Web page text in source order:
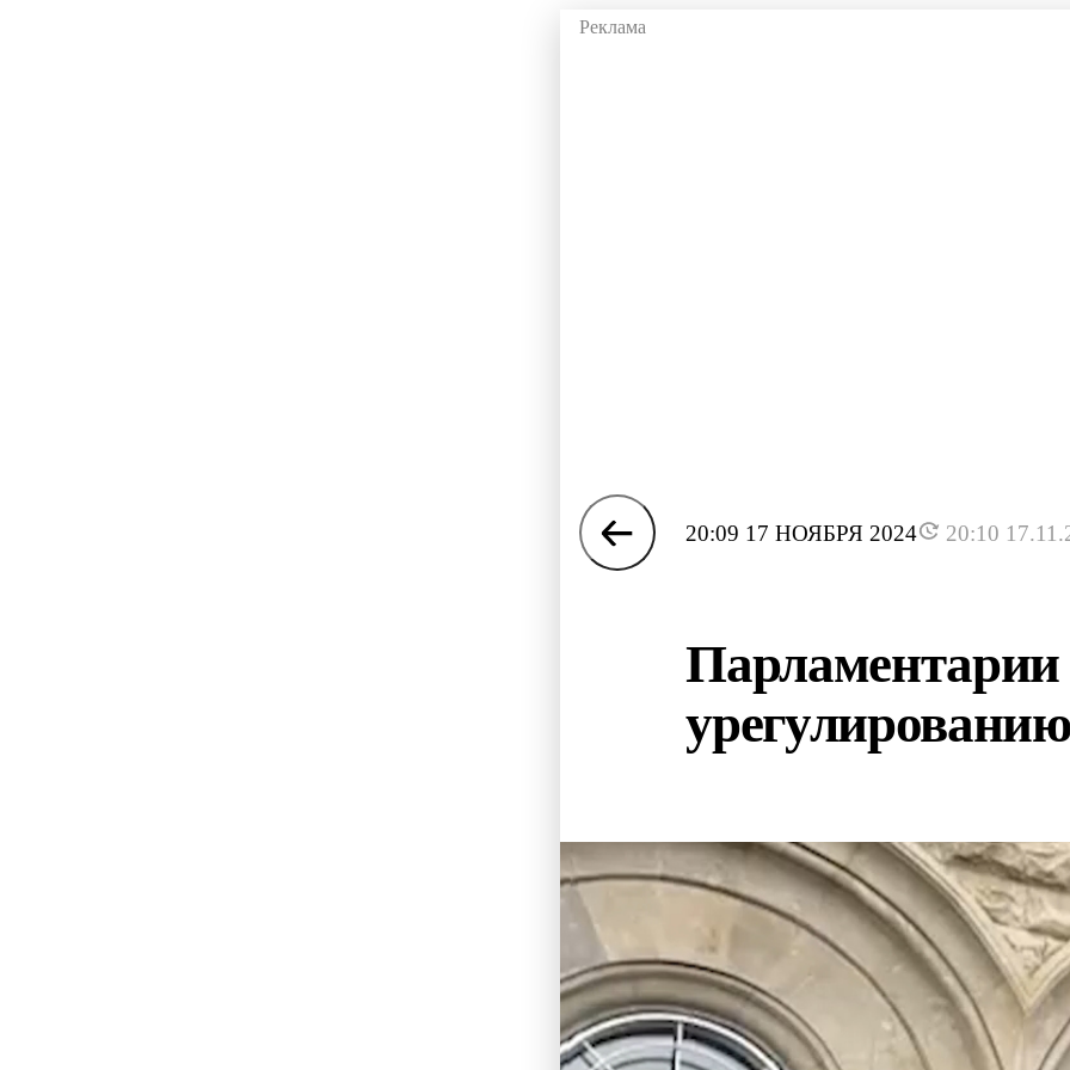
20:09 17 НОЯБРЯ 2024 20:10
Парламентарии